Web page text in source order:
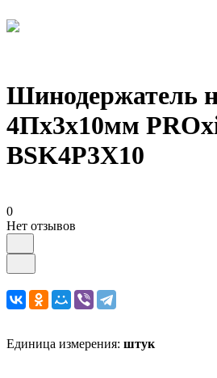
Шинодержатель
4Пх3х10мм
BSK4P3X10
0
Нет отзывов
Единица измерения: штук